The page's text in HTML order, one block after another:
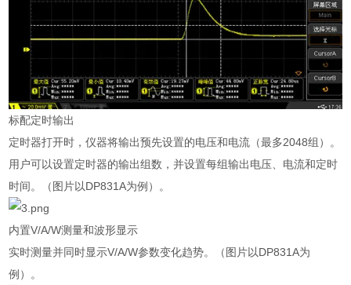
标配定时输出
定时器打开时，仪器将输出预先设置的电压和电流（最多2048组）。
用户可以设置定时器的输出组数，并设置每组输出电压、电流和定时
时间。（图片以DP831A为例）。
内置V/A/W测量和波形显示
实时测量并同时显示V/A/W参数变化趋势。（图片以DP831A为
例）。